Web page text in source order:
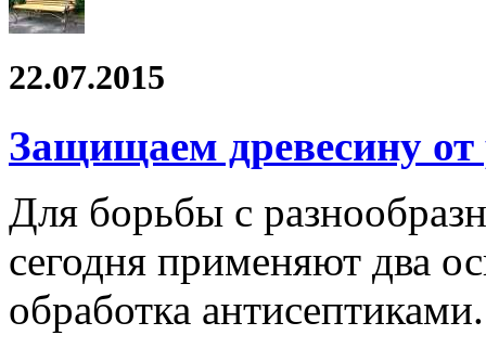
22.07.2015
Защищаем древесину
Для борьбы с
сегодня применяют два
обработка антисептиками.